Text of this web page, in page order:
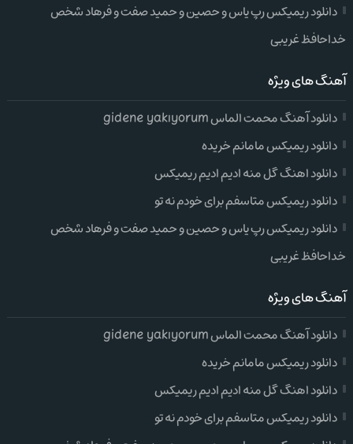
دانلود ریمیکس رپ یاس و حصین و حمید صفت و فرهاد شخص
خداحافظ غریبی
آهنگ های ویژه
دانلود آهنگ محمت الماس gidene yakıyorum
دانلود ریمیکس مامانم خریده
دانلود اهنگ گل منه ادیم ادیم ریمیکس
دانلود ریمیکس متاسفم برای خودم نه تو
دانلود ریمیکس رپ یاس و حصین و حمید صفت و فرهاد شخص
خداحافظ غریبی
آهنگ های ویژه
دانلود آهنگ محمت الماس gidene yakıyorum
دانلود ریمیکس مامانم خریده
دانلود اهنگ گل منه ادیم ادیم ریمیکس
دانلود ریمیکس متاسفم برای خودم نه تو